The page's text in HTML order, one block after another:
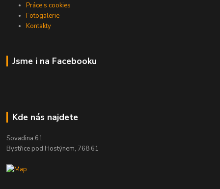
Práce s cookies
Fotogalerie
Kontakty
Jsme i na Facebooku
Kde nás najdete
Sovadina 61
Bystřice pod Hostýnem, 768 61